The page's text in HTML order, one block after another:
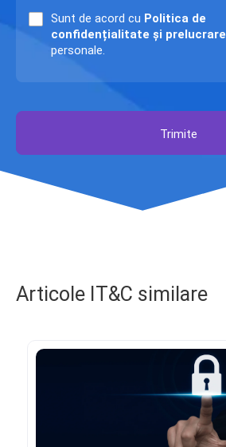
Sunt de acord cu Politica de
confidențialitate și prelucrare
personale.
Trimite
Articole IT&C similare